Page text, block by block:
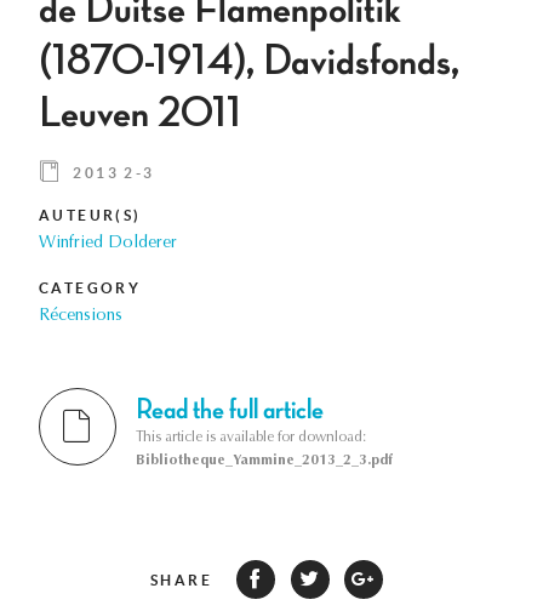
de Duitse Flamenpolitik
(1870-1914), Davidsfonds,
Leuven 2011
2013 2-3
AUTEUR(S)
Winfried Dolderer
CATEGORY
Récensions
Read the full article
This article is available for download:
Bibliotheque_Yammine_2013_2_3.pdf
SHARE